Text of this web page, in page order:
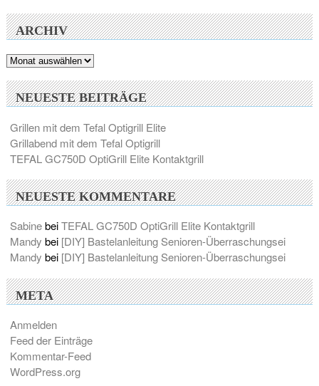
ARCHIV
Archiv
NEUESTE BEITRÄGE
Grillen mit dem Tefal Optigrill Elite
Grillabend mit dem Tefal Optigrill
TEFAL GC750D OptiGrill Elite Kontaktgrill
NEUESTE KOMMENTARE
SabinebeiTEFAL GC750D OptiGrill Elite Kontaktgrill
Mandy bei [DIY] Bastelanleitung Senioren-Überraschungsei
Mandy bei [DIY] Bastelanleitung Senioren-Überraschungsei
META
Anmelden
Feed der Einträge
Kommentar-Feed
WordPress.org